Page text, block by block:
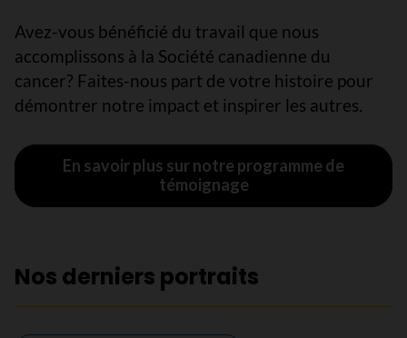
Avez-vous bénéficié du travail que nous
accomplissons à la Société canadienne du
cancer? Faites-nous part de votre histoire pour
démontrer notre impact et inspirer les autres.
En savoir plus sur notre programme de
témoignage
Nos derniers portraits